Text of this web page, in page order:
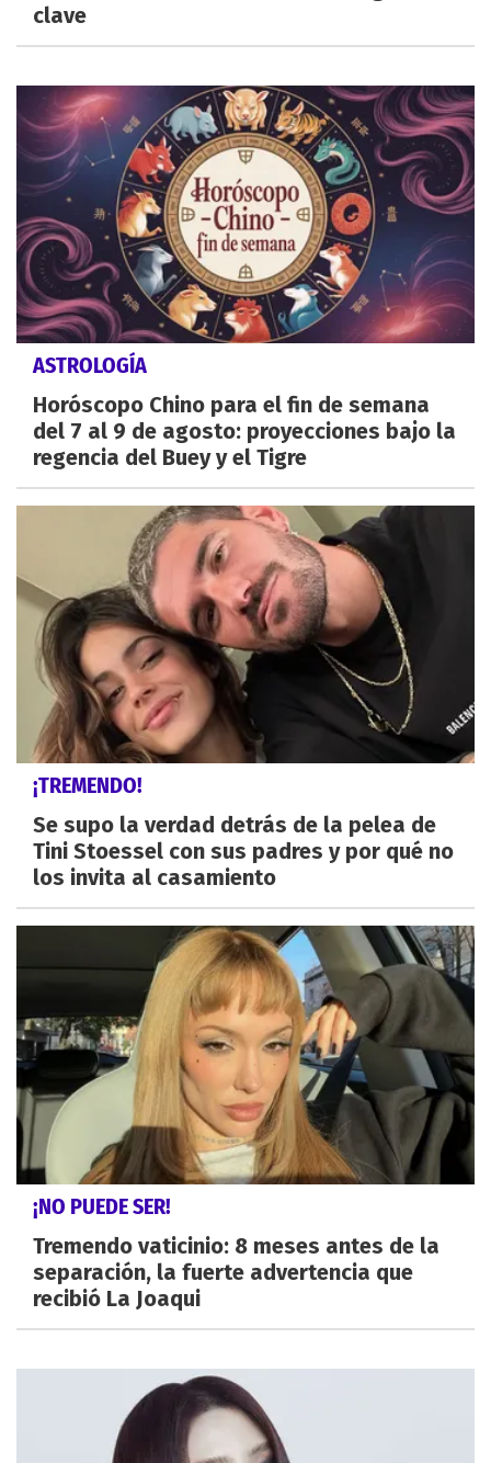
clave
ASTROLOGÍA
Horóscopo Chino para el fin de semana
del 7 al 9 de agosto: proyecciones bajo la
regencia del Buey y el Tigre
¡TREMENDO!
Se supo la verdad detrás de la pelea de
Tini Stoessel con sus padres y por qué no
los invita al casamiento
¡NO PUEDE SER!
Tremendo vaticinio: 8 meses antes de la
separación, la fuerte advertencia que
recibió La Joaqui